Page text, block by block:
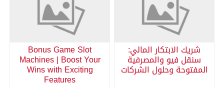
شريك الابتكار المالي:
سنقل فيو والمصرفية
المفتوحة وحلول الشركات
Bonus Game Slot
Machines | Boost Your
Wins with Exciting
Features